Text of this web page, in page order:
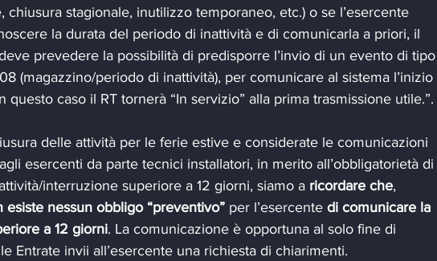
chiusura stagionale, inutilizzo temporaneo, etc.) o se l’esercente
la durata del periodo di inattività e di comunicarla a priori, il
prevedere la possibilità di predisporre l’invio di un evento di tipo
(magazzino/periodo di inattività), per comunicare al sistema l’inizio
questo caso il RT tornerà “In servizio” alla prima trasmissione utile.”.
delle attività per le ferie estive e considerate le comunicazioni
esercenti da parte tecnici installatori, in merito all’obbligatorietà di
interruzione superiore a 12 giorni, siamo a ricordare che,
esiste nessun obbligo “preventivo” per l’esercente di comunicare la
a 12 giorni. La comunicazione è opportuna al solo fine di
Entrate invii all’esercente una richiesta di chiarimenti.